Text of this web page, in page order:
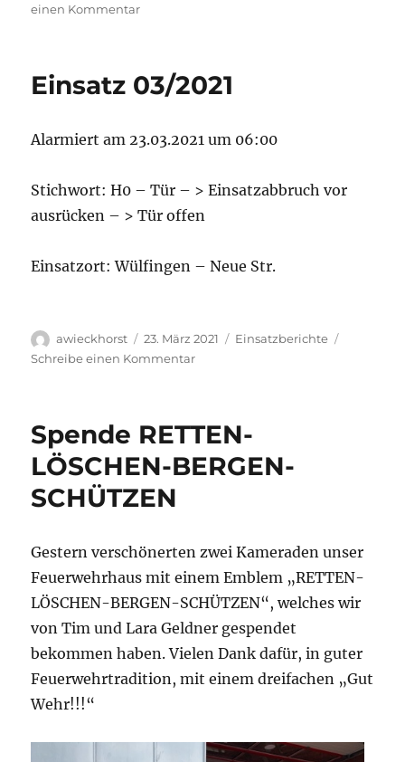
einen Kommentarzu
Einsatz 03/2021
Alarmiert am 23.03.2021 um 06:00
Stichwort: H0 – Tür – > Einsatzabbruch vor
ausrücken – > Tür offen
Einsatzort: Wülfingen – Neue Str.
Autor
awieckhorst
Veröffentlicht
am
23. März 2021 Kategorien
Einsatzberichte
Schreibe einen Kommentarzu
Spende RETTEN-
LÖSCHEN-BERGEN-
SCHÜTZEN
Gestern verschönerten zwei Kameraden unser
Feuerwehrhaus mit einem Emblem „RETTEN-
LÖSCHEN-BERGEN-SCHÜTZEN“, welches wir
von Tim und Lara Geldner gespendet
bekommen haben. Vielen Dank dafür, in guter
Feuerwehrtradition, mit einem dreifachen „Gut
Wehr!!!“